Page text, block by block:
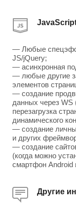
— Любые
JS/jQuery;
— асинхронная
— любые другие
элементов
— создание
данных через WS
перезагрузка
динамического
— создание
и других
— создание
(когда можно
смартфон Android
Другие